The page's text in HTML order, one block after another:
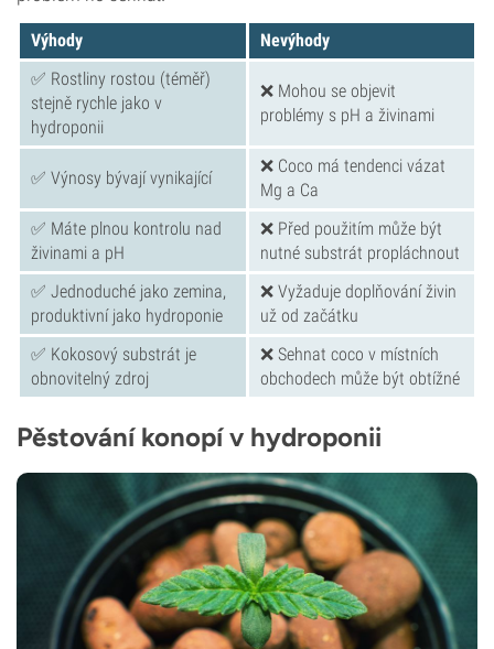
Výhody
Nevýhody
✅ Rostliny rostou (téměř)
stejně rychle jako v
hydroponii
❌ Mohou se objevit
problémy s pH a živinami
✅ Výnosy bývají vynikající
❌ Coco má tendenci vázat
Mg a Ca
✅ Máte plnou kontrolu nad
živinami a pH
❌ Před použitím může být
nutné substrát propláchnout
✅ Jednoduché jako zemina,
produktivní jako hydroponie
❌ Vyžaduje doplňování živin
už od začátku
✅ Kokosový substrát je
obnovitelný zdroj
❌ Sehnat coco v místních
obchodech může být obtížné
Pěstování konopí v hydroponii